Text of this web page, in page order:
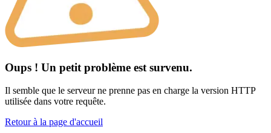
Oups ! Un petit problème est survenu.
Il semble que le serveur ne prenne pas en charge la version HTTP
utilisée dans votre requête.
Retour à la page d'accueil